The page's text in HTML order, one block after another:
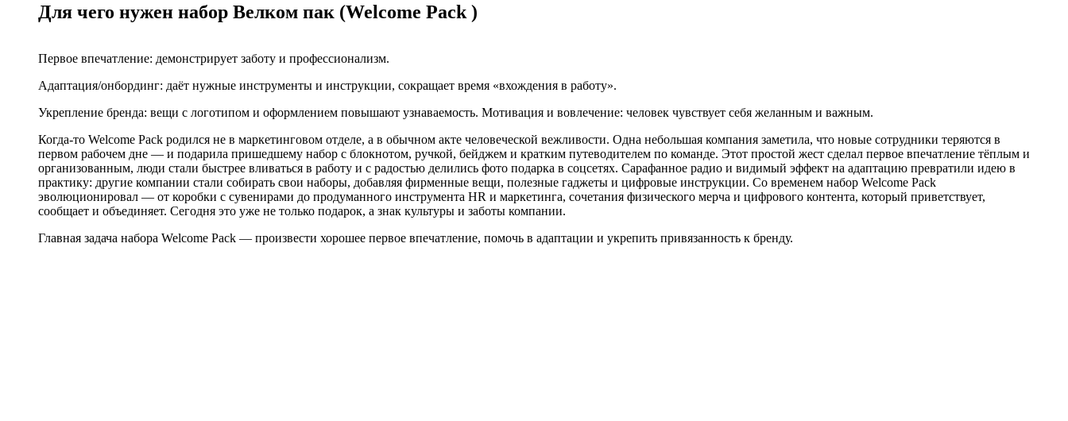
Для чего нужен набор Велком пак (Welcome Pack )
Первое впечатление: демонстрирует заботу и профессионализм.
Адаптация/онбординг: даёт нужные инструменты и инструкции, сокращает время «вхождения в работу».
Укрепление бренда: вещи с логотипом и оформлением повышают узнаваемость. Мотивация и вовлечение: человек чувствует себя желанным и важным.
Когда-то Welcome Pack родился не в маркетинговом отделе, а в обычном акте человеческой вежливости. Одна небольшая компания заметила, что новые сотрудники теряются в
первом рабочем дне — и подарила пришедшему набор с блокнотом, ручкой, бейджем и кратким путеводителем по команде. Этот простой жест сделал первое впечатление тёплым и
организованным, люди стали быстрее вливаться в работу и с радостью делились фото подарка в соцсетях. Сарафанное радио и видимый эффект на адаптацию превратили идею в
практику: другие компании стали собирать свои наборы, добавляя фирменные вещи, полезные гаджеты и цифровые инструкции. Со временем набор Welcome Pack
эволюционировал — от коробки с сувенирами до продуманного инструмента HR и маркетинга, сочетания физического мерча и цифрового контента, который приветствует,
сообщает и объединяет. Сегодня это уже не только подарок, а знак культуры и заботы компании.
Главная задача набора Welcome Pack — произвести хорошее первое впечатление, помочь в адаптации и укрепить привязанность к бренду.